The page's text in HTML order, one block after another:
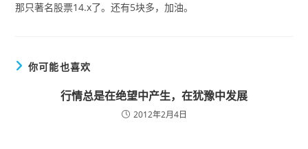
那只著名股票14.x了。还有5块多，加油。
你可能也喜欢
行情总是在绝望中产生，在犹豫中发展
2012年2月4日